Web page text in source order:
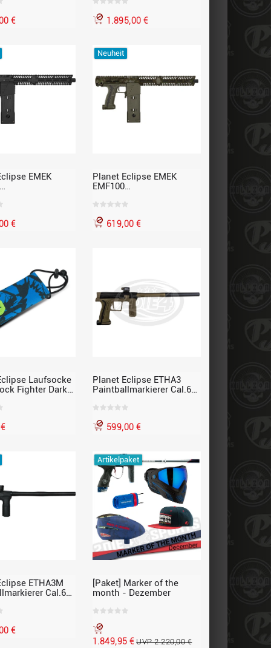
€ 1.895,00 €
EMEK
€
Neuheit
Planet Eclipse EMEK
EMF100
HDE Earth
619,00 €
Laufsocke
Fighter Dark
Planet Eclipse ETHA3
Paintballmarkierer Cal.68,
599,00 €
ETHA3M
Cal.68,
€
Artikelpaket
[Paket] Marker of the
month - Dezember
1.849,95 €UVP 2.220,00 €